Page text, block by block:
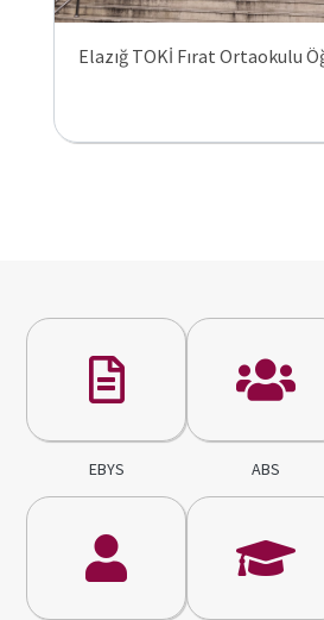
Elazığ TOKİ Fırat Ortaokulu
EBYS ABS